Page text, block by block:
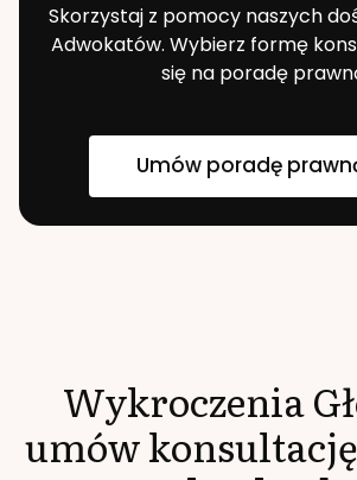
Skorzystaj z pomocy naszych
Adwokatów. Wybierz formę
się na poradę
Umów poradę
Wykroczenia
umów konsultację